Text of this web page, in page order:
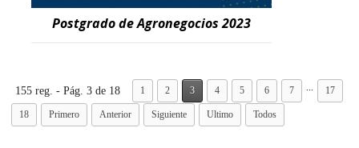
Postgrado de Agronegocios 2023
155 reg. - Pág. 3 de 18 1 2 3 4 5 6 7 ... 17
18 Primero Anterior Siguiente Ultimo Todos